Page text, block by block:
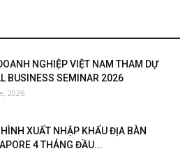
NGHIỆP VIỆT NAM THAM DỰ
BUSINESS SEMINAR 2026
2026
XUẤT NHẬP KHẨU ĐỊA BÀN
4 THÁNG ĐẦU...